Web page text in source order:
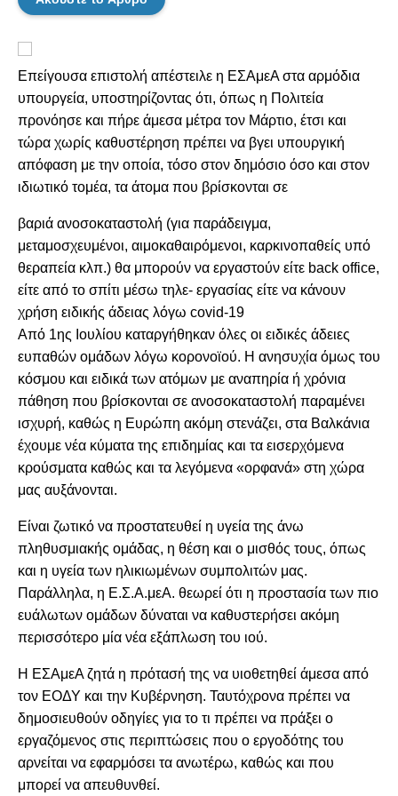
Επείγουσα επιστολή απέστειλε η ΕΣΑμεΑ στα αρμόδια
υπουργεία, υποστηρίζοντας ότι, όπως η Πολιτεία
προνόησε και πήρε άμεσα μέτρα τον Μάρτιο, έτσι και
τώρα χωρίς καθυστέρηση πρέπει να βγει υπουργική
απόφαση με την οποία, τόσο στον δημόσιο όσο και στον
ιδιωτικό τομέα, τα άτομα που βρίσκονται σε
βαριά ανοσοκαταστολή (για παράδειγμα,
μεταμοσχευμένοι, αιμοκαθαιρόμενοι, καρκινοπαθείς υπό
θεραπεία κλπ.) θα μπορούν να εργαστούν είτε back office,
είτε από το σπίτι μέσω τηλε- εργασίας είτε να κάνουν
χρήση ειδικής άδειας λόγω covid-19
Από 1ης Ιουλίου καταργήθηκαν όλες οι ειδικές άδειες
ευπαθών ομάδων λόγω κορονοϊού. Η ανησυχία όμως του
κόσμου και ειδικά των ατόμων με αναπηρία ή χρόνια
πάθηση που βρίσκονται σε ανοσοκαταστολή παραμένει
ισχυρή, καθώς η Ευρώπη ακόμη στενάζει, στα Βαλκάνια
έχουμε νέα κύματα της επιδημίας και τα εισερχόμενα
κρούσματα καθώς και τα λεγόμενα «ορφανά» στη χώρα
μας αυξάνονται.
Είναι ζωτικό να προστατευθεί η υγεία της άνω
πληθυσμιακής ομάδας, η θέση και ο μισθός τους, όπως
και η υγεία των ηλικιωμένων συμπολιτών μας.
Παράλληλα, η Ε.Σ.Α.μεΑ. θεωρεί ότι η προστασία των πιο
ευάλωτων ομάδων δύναται να καθυστερήσει ακόμη
περισσότερο μία νέα εξάπλωση του ιού.
Η ΕΣΑμεΑ ζητά η πρότασή της να υιοθετηθεί άμεσα από
τον ΕΟΔΥ και την Κυβέρνηση. Ταυτόχρονα πρέπει να
δημοσιευθούν οδηγίες για το τι πρέπει να πράξει ο
εργαζόμενος στις περιπτώσεις που ο εργοδότης του
αρνείται να εφαρμόσει τα ανωτέρω, καθώς και που
μπορεί να απευθυνθεί.